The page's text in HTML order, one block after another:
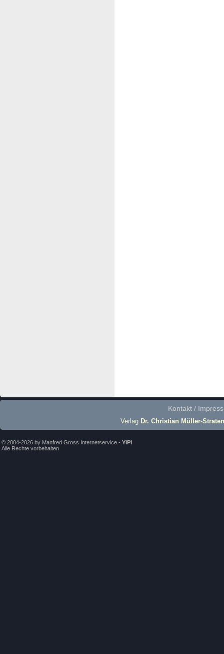
Kontakt /
Verlag Dr. Christian Müller-Straten
© 2004-2026 by Manfred Gross Internetservice - YIPI
Alle Rechte vorbehalten